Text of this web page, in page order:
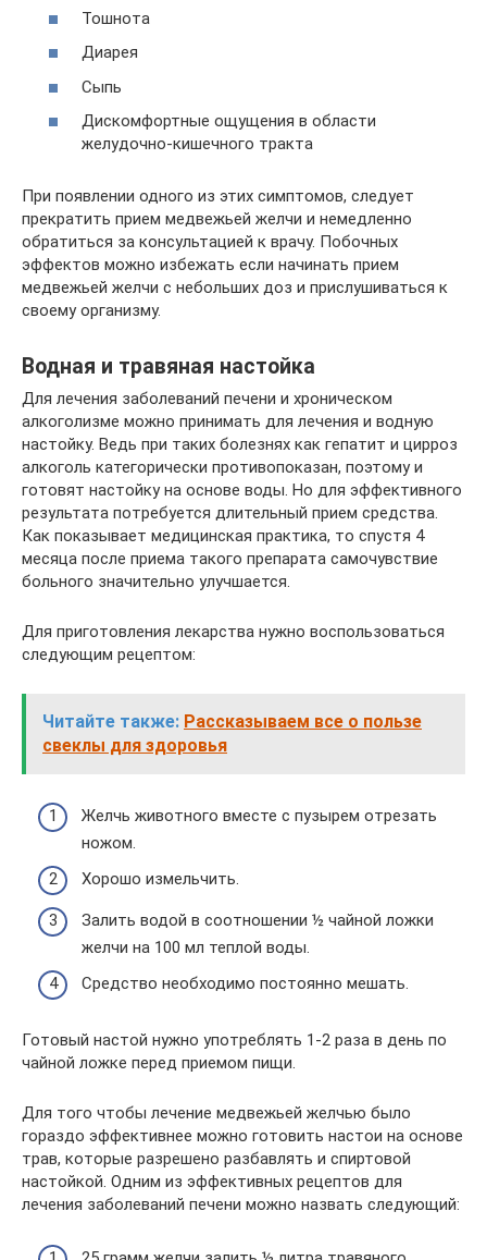
Тошнота
Диарея
Сыпь
Дискомфортные ощущения в области
желудочно-кишечного тракта
При появлении одного из этих симптомов, следует
прекратить прием медвежьей желчи и немедленно
обратиться за консультацией к врачу. Побочных
эффектов можно избежать если начинать прием
медвежьей желчи с небольших доз и прислушиваться к
своему организму.
Водная и травяная настойка
Для лечения заболеваний печени и хроническом
алкоголизме можно принимать для лечения и водную
настойку. Ведь при таких болезнях как гепатит и цирроз
алкоголь категорически противопоказан, поэтому и
готовят настойку на основе воды. Но для эффективного
результата потребуется длительный прием средства.
Как показывает медицинская практика, то спустя 4
месяца после приема такого препарата самочувствие
больного значительно улучшается.
Для приготовления лекарства нужно воспользоваться
следующим рецептом:
Читайте также: Рассказываем все о пользе
свеклы для здоровья
Желчь животного вместе с пузырем отрезать
ножом.
Хорошо измельчить.
Залить водой в соотношении ½ чайной ложки
желчи на 100 мл теплой воды.
Средство необходимо постоянно мешать.
Готовый настой нужно употреблять 1-2 раза в день по
чайной ложке перед приемом пищи.
Для того чтобы лечение медвежьей желчью было
гораздо эффективнее можно готовить настои на основе
трав, которые разрешено разбавлять и спиртовой
настойкой. Одним из эффективных рецептов для
лечения заболеваний печени можно назвать следующий: